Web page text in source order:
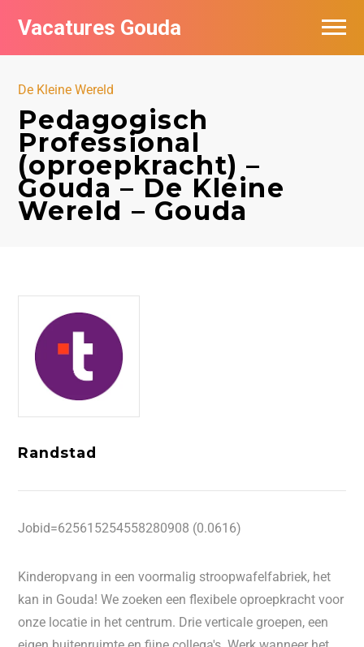
Vacatures Gouda
De Kleine Wereld
Pedagogisch
Professional
(oproepkracht) –
Gouda – De Kleine
Wereld – Gouda
Randstad
Jobid=625615254558280908 (0.0616)
Kinderopvang in een voormalig stroopwafelfabriek, het
kan in Gouda! We zoeken een flexibele oproepkracht voor
onze locatie in het centrum. Drie verticale groepen, een
Vacatures per bedrijf in Gouda